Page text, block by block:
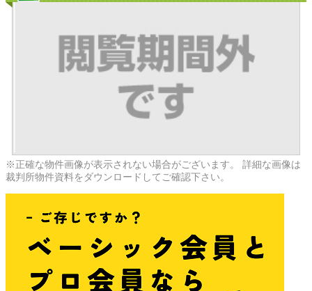
※正確な物件画像が表示されない場合がございます。 詳細な画像は
裁判所物件資料をダウンロードしてご確認下さい。